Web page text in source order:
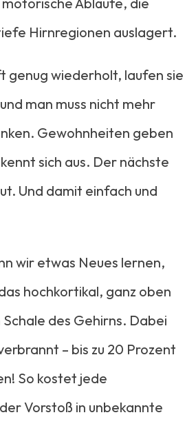
Hirnregionen auslagert.
genug wiederholt, laufen sie
man muss nicht mehr
Gewohnheiten geben
sich aus. Der nächste
Und damit einfach und
wir etwas Neues lernen,
hochkortikal, ganz oben
des Gehirns. Dabei
– bis zu 20 Prozent
So kostet jede
Vorstoß in unbekannte